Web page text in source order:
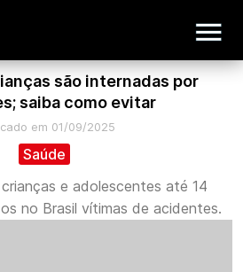
são internadas por
saiba como evitar
em 01/09/2025
Saúde
crianças e adolescentes até 14
no Brasil vítimas de acidentes.